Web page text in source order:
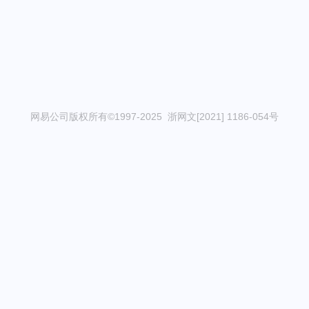
网易公司版权所有©1997-2025 浙网文[2021] 1186-054号